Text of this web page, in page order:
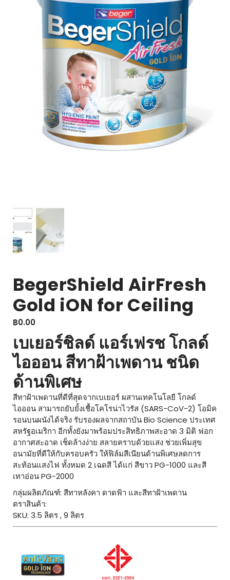
BegerShield AirFresh
Gold iON for Ceiling
฿0.00
เบเยอร์ชิลด์ แอร์เฟรช โกลด์
ไอออน สีทาฝ้าเพดาน ชนิด
ด้านพิเศษ
สีทาฝ้าเพดานที่ดีที่สุดจากเบเยอร์ ผสานเทคโนโลยี โกลด์
ไอออน สามารถยับยั้งเชื้อโคโรน่าไวรัส (SARS-CoV-2) โอมิค
รอนบนผนังได้จริง รับรองผลจากสถาบัน Bio Science ประเทศ
สหรัฐอเมริกา อีกทั้งยังมาพร้อมประสิทธิภาพสะอาด 3 มิติ ฟอก
อากาศสะอาด เช็ดล้างง่าย สลายคราบด้วยแสง ช่วยเพิ่มสุข
อนามัยที่ดีให้กับครอบครัว ให้ฟิล์มสีเนียนด้านพิเศษลดการ
สะท้อนแสงไฟ ทั้งหมด 2 เฉดสี ได้แก่ สีขาว PG-1000 และสี
เทาอ่อน PG-2000
กลุ่มผลิตภัณฑ์: สีทาหลังคา ดาดฟ้า และสีทาฝ้าเพดาน
ตราสินค้า:
SKU: 3.5 ลิตร , 9 ลิตร